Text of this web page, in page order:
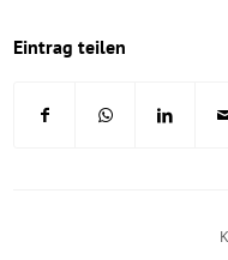
Eintrag teilen